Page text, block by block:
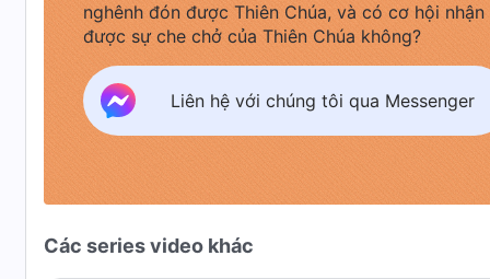
nghênh đón được Thiên Chúa, và có cơ hội nhận
được sự che chở của Thiên Chúa không?
Liên hệ với chúng tôi qua Messenger
Các series video khác